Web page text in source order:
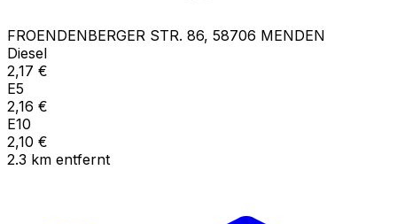
FROENDENBERGER STR. 86, 58706 MENDEN
Diesel
2,17 €
E5
2,16 €
E10
2,10 €
2.3 km entfernt